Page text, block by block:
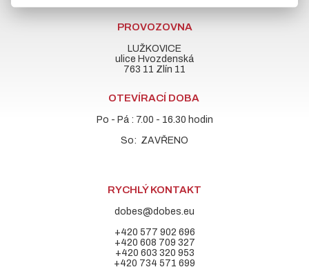
PROVOZOVNA
LUŽKOVICE
ulice Hvozdenská
763 11 Zlín 11
OTEVÍRACÍ DOBA
Po - Pá : 7.00 - 16.30 hodin
So: ZAVŘENO
RYCHLÝ KONTAKT
dobes@dobes.eu
+420 577 902 696
+420 608 709 327
+420 603 320 953
+420 734 571 699